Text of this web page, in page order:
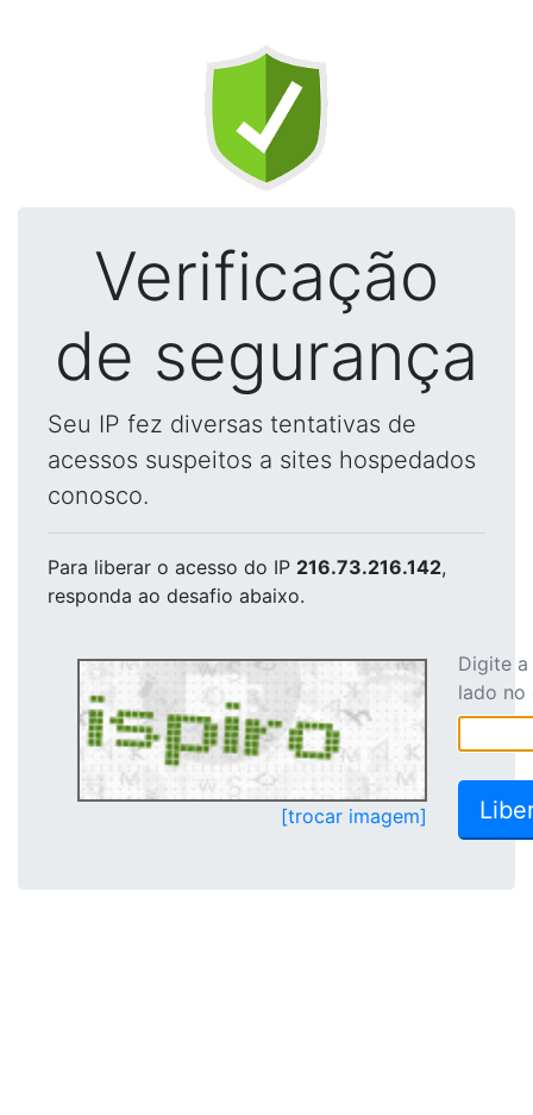
Verificação
de segurança
Seu IP fez diversas tentativas de
acessos suspeitos a sites hospedados
conosco.
Para liberar o acesso do IP 216.73.216.142,
responda ao desafio abaixo.
[trocar imagem]
Digite
lado no